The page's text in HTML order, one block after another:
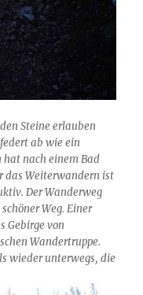
Steine erlauben
ab wie ein
nach einem Bad
das Weiterwandern ist
Der Wanderweg
Weg. Einer
Gebirge von
Wandertruppe.
wieder unterwegs, die